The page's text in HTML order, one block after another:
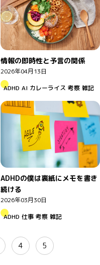
情報の即時性と予言の関係
2026年04月13日
ADHD AI カレーライス 考察 雑記
ADHDの僕は裏紙にメモを書き
続ける
2026年03月30日
ADHD 仕事 考察 雑記
4 5